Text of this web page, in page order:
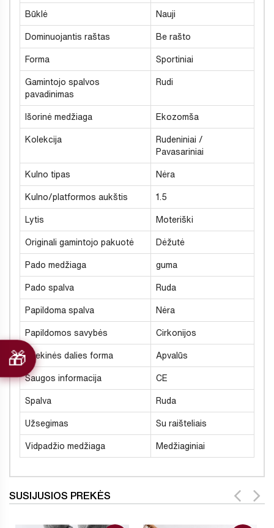
Būklė Nauji
Dominuojantis raštas Be rašto
Forma Sportiniai
Gamintojo spalvos
pavadinimas
Rudi
Išorinė medžiaga Ekozomša
Kolekcija
Rudeniniai /
Pavasariniai
Kulno tipas Nėra
Kulno/platformos aukštis 1.5
Lytis Moteriški
Originali gamintojo pakuotė Dėžutė
Pado medžiaga guma
Pado spalva Ruda
Papildoma spalva Nėra
Papildomos savybės Cirkonijos
Priekinės dalies forma Apvalūs
Saugos informacija CE
Spalva Ruda
Užsegimas Su raišteliais
Vidpadžio medžiaga Medžiaginiai
SUSIJUSIOS PREKĖS